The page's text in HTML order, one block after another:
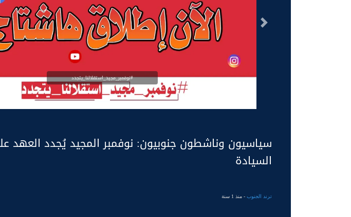
#نوفمبر_مجيد_استقلالنا_يتجدد
السابق
سياسيون وناشطون جنوبيون: نوفمبر المجيد يُجدد العهد
السيادة
ترند الجنوب- منذ 1 سنة
تصعيد الجيش والأمن
دعوات مكثفة لإنصاف